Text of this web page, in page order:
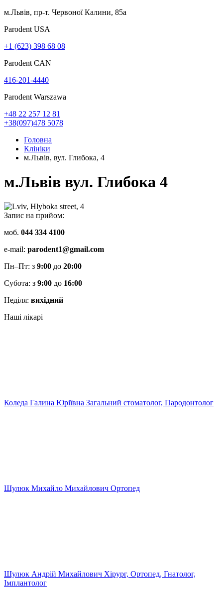
м.Львів, пр-т. Червоної Калини, 85а
Parodent USА
+1 (623) 398 68 08
Parodent CAN
416-201-4440
Parodent Warszawa
+48 22 257 12 81
+38(097)478 5078
Головна
Клініки
м.Львів, вул. Глибока, 4
м.Львів вул. Глибока 4
Запис на прийом:
моб. 044 334 4100
e-mail: parodent1@gmail.com
Пн–Пт: з 9:00 до 20:00
Субота: з 9:00 до 16:00
Неділя: вихідний
Наші лікарі
Коледа Галина Юріївна Загальний стоматолог, Пародонтолог
Шулюк Михайло Михайлович Ортопед
Шулюк Андрій Михайлович Хірург, Ортопед, Гнатолог,
Імплантолог